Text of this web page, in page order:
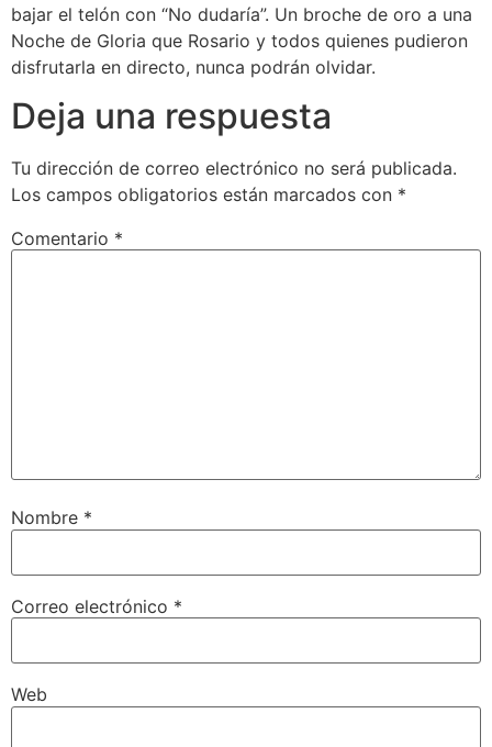
bajar el telón con “No dudaría”. Un broche de oro a una
Noche de Gloria que Rosario y todos quienes pudieron
disfrutarla en directo, nunca podrán olvidar.
Deja una respuesta
Tu dirección de correo electrónico no será publicada.
Los campos obligatorios están marcados con *
Comentario *
Nombre *
Correo electrónico *
Web